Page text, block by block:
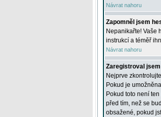
Návrat nahoru
Zapomněl jsem
Nepanikařte! Vaše
instrukcí a téměř
Návrat nahoru
Zaregistroval
Nejprve
Pokud je
Pokud toto není
před tím, než se
obsažené, pokud